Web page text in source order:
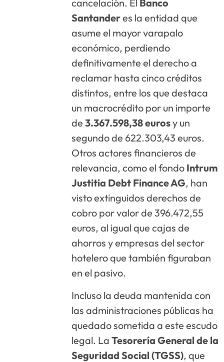
cancelación. El Banco
Santanderes la entidad que
asume el mayor varapalo
económico, perdiendo
definitivamente el derecho a
reclamar hasta cinco créditos
distintos, entre los que destaca
un macrocrédito por un importe
de3.367.598,38 eurosy un
segundo de 622.303,43 euros.
Otros actores financieros de
relevancia, como el fondo Intrum
Justitia Debt Finance AG, han
visto extinguidos derechos de
cobro por valor de 396.472,55
euros, al igual que cajas de
ahorros y empresas del sector
hotelero que también figuraban
en el pasivo.
Incluso la deuda mantenida con
las administraciones públicas ha
quedado sometida a este escudo
legal. LaTesorería General de la
Seguridad Social (TGSS), que